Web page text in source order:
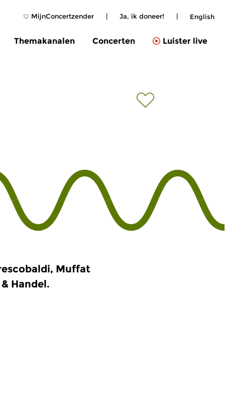
MijnConcertzender | Ja, ik doneer! | English
Themakanalen Concerten Luister live
Muffat
Handel.